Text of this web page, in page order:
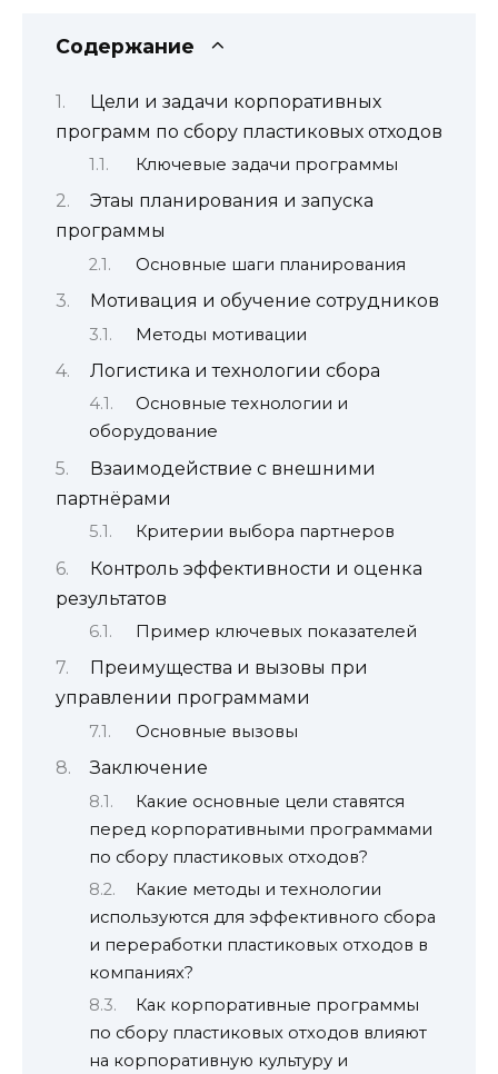
Содержание
Цели и задачи корпоративных
программ по сбору пластиковых отходов
Ключевые задачи программы
Этаы планирования и запуска
программы
Основные шаги планирования
Мотивация и обучение сотрудников
Методы мотивации
Логистика и технологии сбора
Основные технологии и
оборудование
Взаимодействие с внешними
партнёрами
Критерии выбора партнеров
Контроль эффективности и оценка
результатов
Пример ключевых показателей
Преимущества и вызовы при
управлении программами
Основные вызовы
Заключение
Какие основные цели ставятся
перед корпоративными программами
по сбору пластиковых отходов?
Какие методы и технологии
используются для эффективного сбора
и переработки пластиковых отходов в
компаниях?
Как корпоративные программы
по сбору пластиковых отходов влияют
на корпоративную культуру и